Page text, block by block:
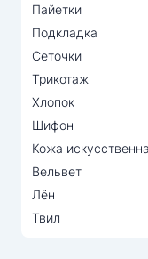
Пайетки
Подкладка
Сеточки
Трикотаж
Хлопок
Шифон
Кожа
Вельвет
Лён
Твил